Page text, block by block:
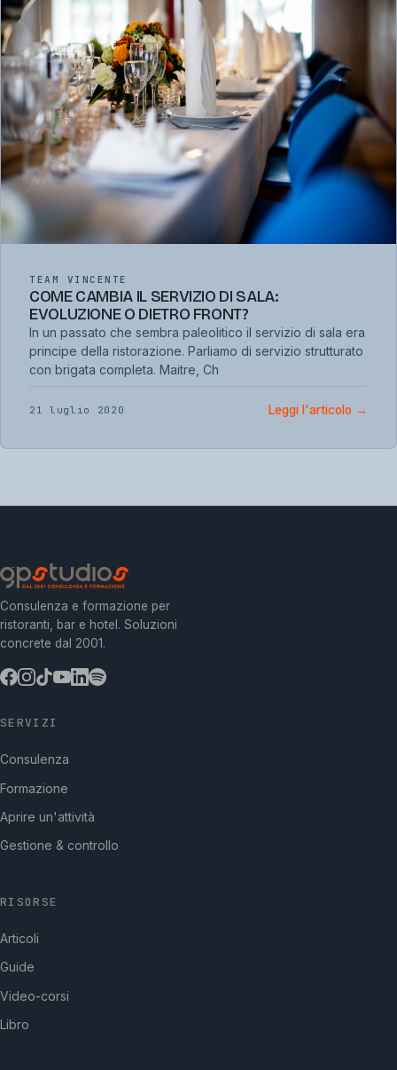
TEAM VINCENTE
COME CAMBIA IL SERVIZIO DI SALA:
EVOLUZIONE O DIETRO FRONT?
In un passato che sembra paleolitico il servizio di sala era
principe della ristorazione. Parliamo di servizio strutturato
con brigata completa. Maitre, Ch
21 luglio 2020 Leggi l'articolo →
Consulenza e formazione per
ristoranti, bar e hotel. Soluzioni
concrete dal 2001.
SERVIZI
Consulenza
Formazione
Aprire un'attività
Gestione & controllo
RISORSE
Articoli
Guide
Video-corsi
Libro